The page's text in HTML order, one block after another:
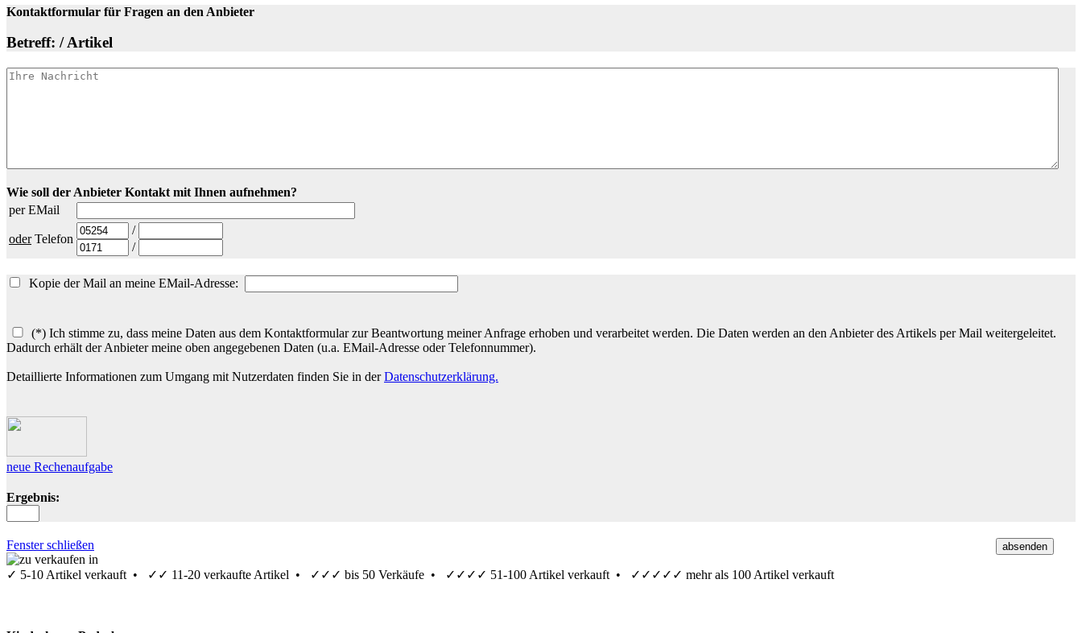
Kontaktformular für Fragen an den Anbieter
Betreff: / Artikel
Wie soll der Anbieter Kontakt mit Ihnen aufnehmen?
per EMail
oderTelefon
/
/
Kopie der Mail an meine EMail-Adresse:
(*) Ich stimme zu, dass meine Daten aus dem Kontaktformular zur Beantwortung meiner Anfrage erhoben und verarbeitet werden. Die Daten werden an den Anbieter des Artikels per Mail weitergeleitet.
Dadurch erhält der Anbieter meine oben angegebenen Daten (u.a. EMail-Adresse oder Telefonnummer).
Detaillierte Informationen zum Umgang mit Nutzerdaten finden Sie in derDatenschutzerklärung.
neue Rechenaufgabe
Ergebnis:
Fenster schließen
✓ 5-10 Artikel verkauft • ✓✓ 11-20 verkaufte Artikel • ✓✓✓ bis 50 Verkäufe • ✓✓✓✓ 51-100 Artikel verkauft • ✓✓✓✓✓ mehr als 100 Artikel verkauft